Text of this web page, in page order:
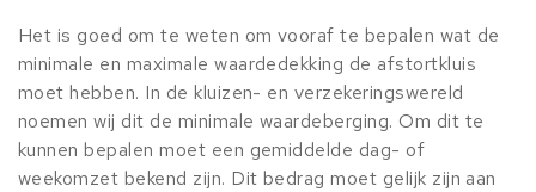
Het is goed om te weten om vooraf te bepalen wat de
minimale en maximale waardedekking de afstortkluis
moet hebben. In de kluizen- en verzekeringswereld
noemen wij dit de minimale waardeberging. Om dit te
kunnen bepalen moet een gemiddelde dag- of
weekomzet bekend zijn. Dit bedrag moet gelijk zijn aan